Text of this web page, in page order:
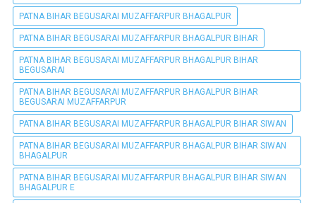
PATNA BIHAR BEGUSARAI MUZAFFARPUR BHAGALPUR
PATNA BIHAR BEGUSARAI MUZAFFARPUR BHAGALPUR BIHAR
PATNA BIHAR BEGUSARAI MUZAFFARPUR BHAGALPUR BIHAR
BEGUSARAI
PATNA BIHAR BEGUSARAI MUZAFFARPUR BHAGALPUR BIHAR
BEGUSARAI MUZAFFARPUR
PATNA BIHAR BEGUSARAI MUZAFFARPUR BHAGALPUR BIHAR SIWAN
PATNA BIHAR BEGUSARAI MUZAFFARPUR BHAGALPUR BIHAR SIWAN
BHAGALPUR
PATNA BIHAR BEGUSARAI MUZAFFARPUR BHAGALPUR BIHAR SIWAN
BHAGALPUR E